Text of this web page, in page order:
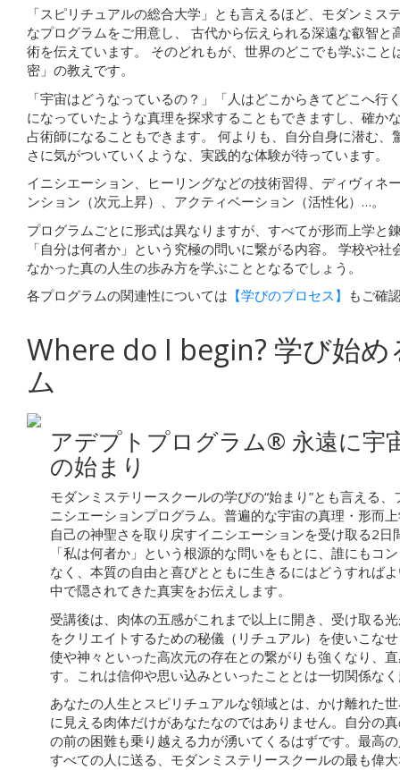
「スピリチュアルの総合大学」とも言えるほど、モダンミス
なプログラムをご用意し、
古代から伝えられる深遠な叡智と
術を伝えています。
そのどれもが、世界のどこでも学ぶこと
密」の教えです。
「宇宙はどうなっているの？」「人はどこからきてどこへ行
になっていたような真理を探求することもできますし、確か
占術師になることもできます。
何よりも、自分自身に潜む、
さに気がついていくような、実践的な体験が待っています。
イニシエーション、ヒーリングなどの技術習得、ディヴィネ
ンション（次元上昇）、アクティベーション（活性化）…。
プログラムごとに形式は異なりますが、すべてが形而上学と
「自分は何者か」という究極の問いに繋がる内容。
学校や社
なかった真の人生の歩み方を学ぶこととなるでしょう。
各プログラムの関連性については 【学びのプロセス】 もご確
Where do I begin? 学び始
ム
アデプトプログラム® 永遠に宇
の始まり
モダンミステリースクールの学びの“始まり”とも言える
ニシエーションプログラム。普遍的な宇宙の真理・形而
自己の神聖さを取り戻すイニシエーションを受け取る2日
「私は何者か」という根源的な問いをもとに、誰にもコ
なく、本質の自由と喜びとともに生きるにはどうすれば
中で隠されてきた真実をお伝えします。
受講後は、肉体の五感がこれまで以上に開き、受け取る
をクリエイトするための秘儀（リチュアル）を使いこな
使や神々といった高次元の存在との繋がりも強くなり、
す。これは信仰や思い込みといったこととは一切関係な
あなたの人生とスピリチュアルな領域とは、かけ離れた
に見える肉体だけがあなたなのではありません。自分の
の前の困難も乗り越える力が湧いてくるはずです。最高
すべての人に送る、モダンミステリースクールの最も偉